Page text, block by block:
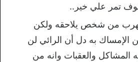
تمر علي خير..
من شخص يلاحقه ولكن
به دل أن الرائي لن
المشاكل والعقبات وانه من